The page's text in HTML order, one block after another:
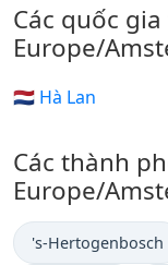
Các quốc
Europe/
🇳🇱 Hà Lan
Các thành
Europe/
's-Hertogenbosch